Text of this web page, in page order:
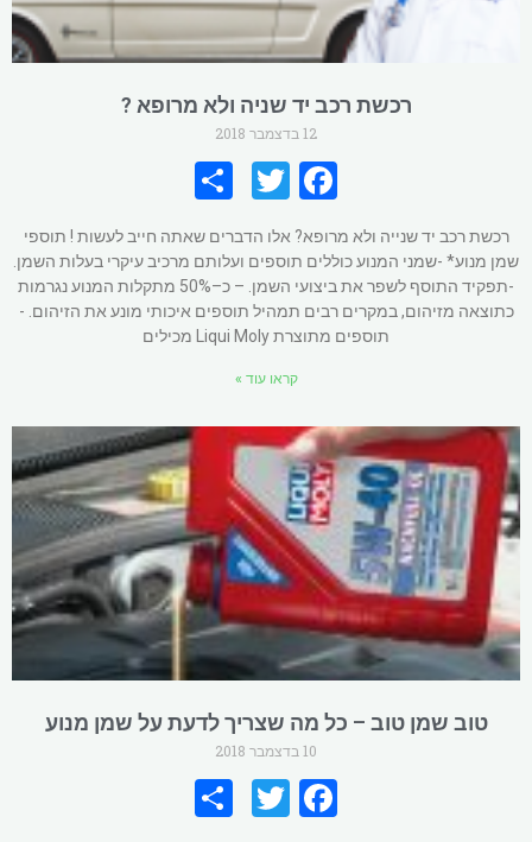
רכשת רכב יד שניה ולא מרופא ?
12 בדצמבר 2018
Fa
ce
b
o
o
k
T
tt
er
ar
e
רכשת רכב יד שנייה ולא מרופא? אלו הדברים שאתה חייב לעשות ! תוספי
שמן מנוע* -שמני המנוע כוללים תוספים ועלותם מרכיב עיקרי בעלות השמן.
-תפקיד התוסף לשפר את ביצועי השמן. – כ–50% מתקלות המנוע נגרמות
כתוצאה מזיהום, במקרים רבים תמהיל תוספים איכותי מונע את הזיהום. -
תוספים מתוצרת Liqui Moly מכילים
קראו עוד »
טוב שמן טוב – כל מה שצריך לדעת על שמן מנוע
10 בדצמבר 2018
Fa
T